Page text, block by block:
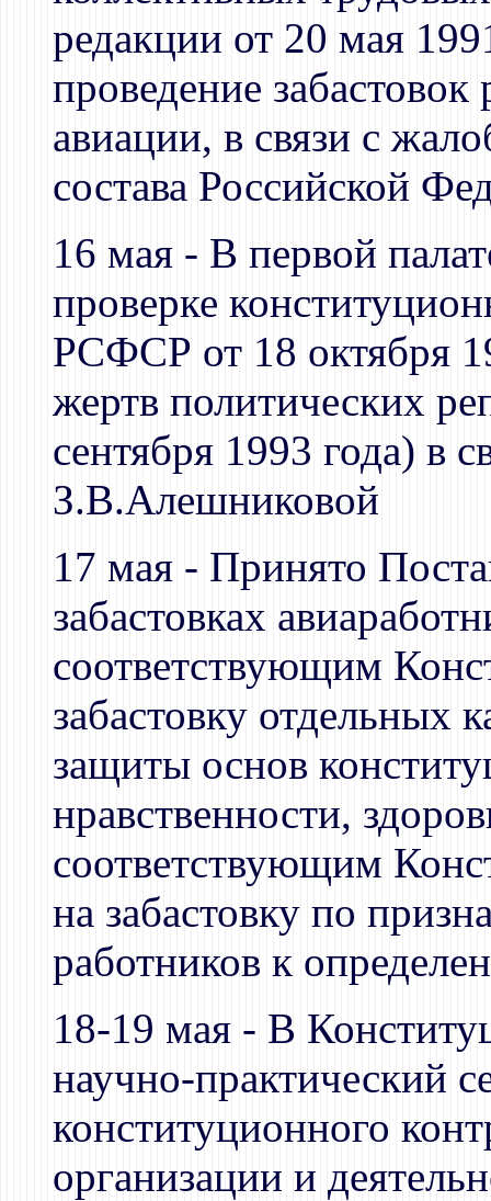
редакции от 20 мая
проведение
авиации, в связи с
состава Российской
16 мая - В первой
проверке
РСФСР от 18 октября
жертв политических
сентября 1993 года) в
З.В.Алешниковой
17 мая - Принято
забастовках
соответствующим
забастовку отдельных
защиты основ
нравственности,
соответствующим
на забастовку по
работников к
18-19 мая - В
научно-практический
конституционного
организации и